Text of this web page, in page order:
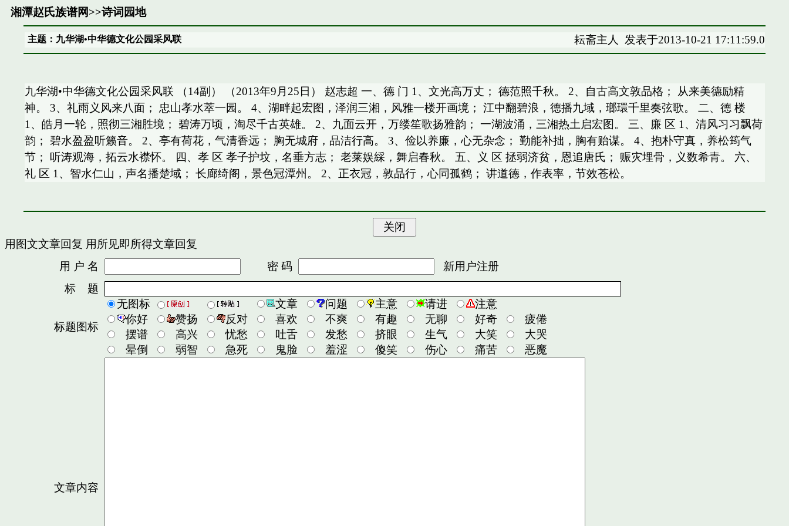
湘潭赵氏族谱网>>诗词园地
主题：九华湖•中华德文化公园采风联 耘斋主人 发表于2013-10-21 17:11:59.0
九华湖•中华德文化公园采风联 （14副） （2013年9月25日） 赵志超 一、德 门 1、文光高万丈； 德范照千秋。 2、自古高文敦品格； 从来美德励精
神。 3、礼雨义风来八面； 忠山孝水萃一园。 4、湖畔起宏图，泽润三湘，风雅一楼开画境； 江中翻碧浪，德播九域，瑯環千里奏弦歌。 二、德 楼
1、皓月一轮，照彻三湘胜境； 碧涛万顷，淘尽千古英雄。 2、九面云开，万缕笙歌扬雅韵； 一湖波涌，三湘热土启宏图。 三、廉 区 1、清风习习飘荷
韵； 碧水盈盈听籁音。 2、亭有荷花，气清香远； 胸无城府，品洁行高。 3、俭以养廉，心无杂念； 勤能补拙，胸有贻谋。 4、抱朴守真，养松筠气
节； 听涛观海，拓云水襟怀。 四、孝 区 孝子护坟，名垂方志； 老莱娱綵，舞启春秋。 五、义 区 拯弱济贫，恩追唐氏； 赈灾埋骨，义数希青。 六、
礼 区 1、智水仁山，声名播楚域； 长廊绮阁，景色冠潭州。 2、正衣冠，敦品行，心同孤鹤； 讲道德，作表率，节效苍松。
用图文文章回复 用所见即所得文章回复
用 户 名
密 码
新用户注册
标 题
标题图标
无图标 文章 问题 主意 请进
注意
你好
赞扬 反对 喜欢 不爽 有趣 无聊 好奇
疲倦
摆谱
高兴 忧愁 吐舌 发愁 挤眼 生气 大笑
大哭
晕倒
弱智 急死 鬼脸 羞涩 傻笑 伤心 痛苦 恶魔
文章内容